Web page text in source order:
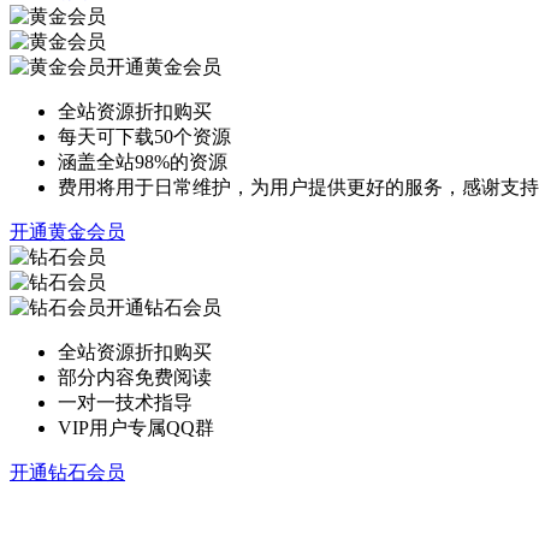
开通黄金会员
全站资源折扣购买
每天可下载50个资源
涵盖全站98%的资源
费用将用于日常维护，为用户提供更好的服务，感谢支持
开通黄金会员
开通钻石会员
全站资源折扣购买
部分内容免费阅读
一对一技术指导
VIP用户专属QQ群
开通钻石会员